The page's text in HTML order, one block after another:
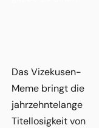
Das Vizekusen-
Meme bringt die
jahrzehntelange
Titellosigkeit von